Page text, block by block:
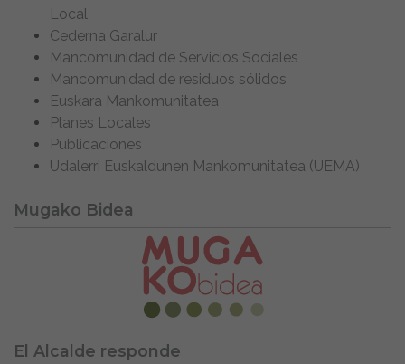
Local
Cederna Garalur
Mancomunidad de Servicios Sociales
Mancomunidad de residuos sólidos
Euskara Mankomunitatea
Planes Locales
Publicaciones
Udalerri Euskaldunen Mankomunitatea (UEMA)
Mugako Bidea
El Alcalde responde